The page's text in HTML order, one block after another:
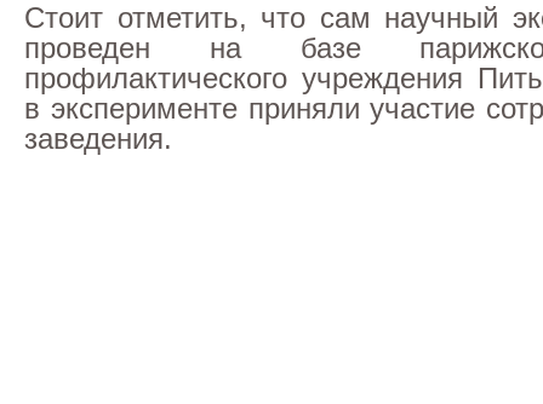
Стоит отметить, что сам научный
проведен на базе
профилактического учреждения
в эксперименте приняли участие
заведения.